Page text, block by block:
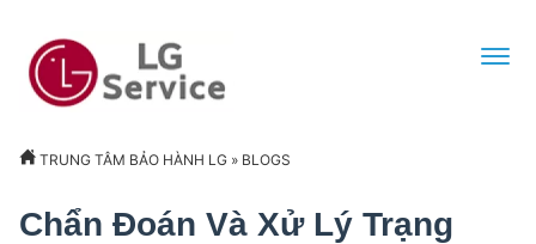
TRUNG TÂM BẢO HÀNH LG » BLOGS
Chẩn Đoán Và Xử Lý Trạng